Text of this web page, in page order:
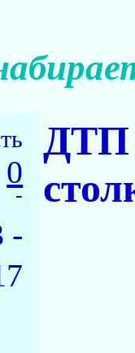
0
-
-
ДТП